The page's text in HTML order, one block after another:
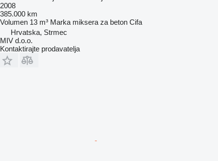
2008
385.000 km
Volumen 13 m³ Marka miksera za beton Cifa
Hrvatska, Strmec
MIV d.o.o.
Kontaktirajte prodavatelja